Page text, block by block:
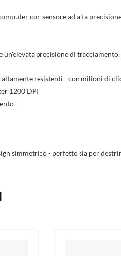
con sensore ad alta
un'elevata precisione di
resistenti - con milioni di
1200 DPI
simmetrico - perfetto sia per